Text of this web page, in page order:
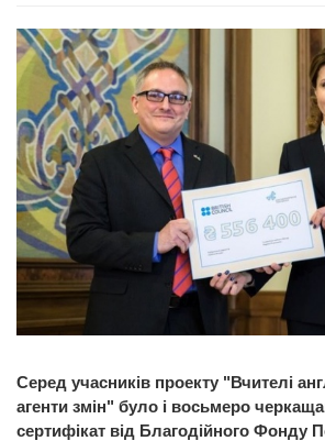
Серед учасників проекту "Вчителі
агенти змін" було і восьмеро
сертифікат від Благодійного Фонду